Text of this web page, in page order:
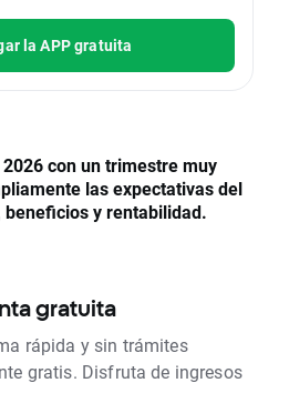
la APP gratuita
con un trimestre muy
las expectativas del
y rentabilidad.
gratuita
rápida y sin trámites
gratis. Disfruta de ingresos